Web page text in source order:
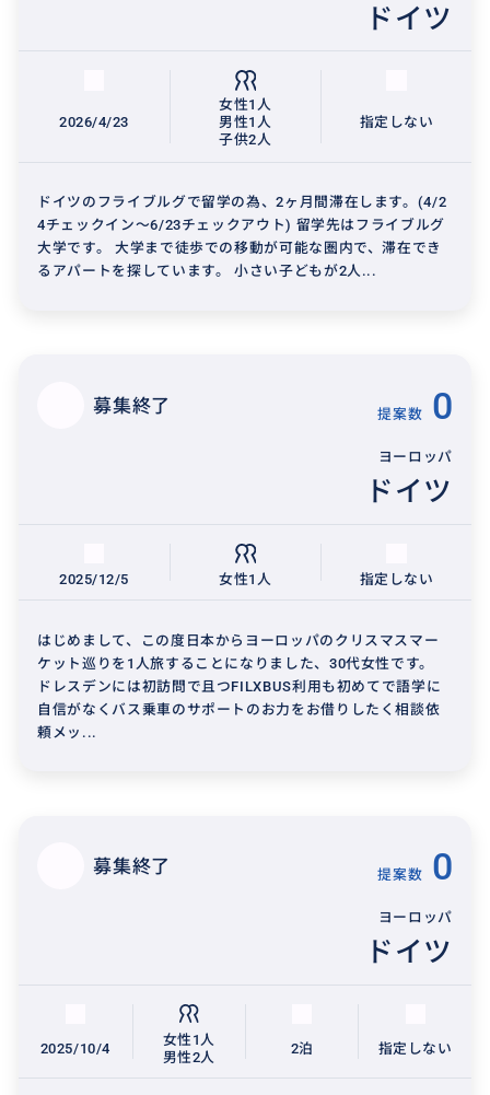
ドイツ
2026/4/23
女性1人
男性1人
子供2人
指定しない
ドイツのフライブルグで留学の為、2ヶ月間滞在します。(4/2
4チェックイン〜6/23チェックアウト) 留学先はフライブルグ
大学です。 大学まで徒歩での移動が可能な圏内で、滞在でき
るアパートを探しています。 小さい子どもが2人...
募集終了 提案数 0
ヨーロッパ
ドイツ
2025/12/5 女性1人 指定しない
はじめまして、この度日本からヨーロッパのクリスマスマー
ケット巡りを1人旅することになりました、30代女性です。
ドレスデンには初訪問で且つFILXBUS利用も初めてで語学に
自信がなくバス乗車のサポートのお力をお借りしたく相談依
頼メッ...
募集終了 提案数 0
ヨーロッパ
ドイツ
2025/10/4
女性1人
男性2人
2泊 指定しない